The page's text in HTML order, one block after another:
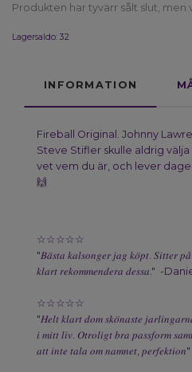
Produkten har tyvärr sålt slut, men
Lagersaldo: 32
INFORMATION
Fireball Original. Johnny
Steve Stifler skulle aldrig
vet vem du är, och lever
🙌
☆☆☆☆☆
"𝐵𝑎̈𝑠𝑡𝑎 𝑘𝑎𝑙𝑠𝑜𝑛𝑔𝑒𝑟 𝑗𝑎𝑔 𝑘𝑜̈𝑝𝑡. 𝑆𝑖𝑡𝑡𝑒𝑟
𝑘𝑙𝑎𝑟𝑡 𝑟𝑒𝑘𝑜𝑚𝑚𝑒𝑛𝑑𝑒𝑟𝑎 𝑑𝑒𝑠𝑠𝑎." -
☆☆☆☆☆
"𝐻𝑒𝑙𝑡 𝑘𝑙𝑎𝑟𝑡 𝑑𝑜𝑚 𝑠𝑘𝑜̈𝑛𝑎𝑠𝑡𝑒
𝑖 𝑚𝑖𝑡𝑡 𝑙𝑖𝑣. 𝑂𝑡𝑟𝑜𝑙𝑖𝑔𝑡 𝑏𝑟𝑎 𝑝𝑎𝑠𝑠𝑓𝑜𝑟𝑚
𝑎𝑡𝑡 𝑖𝑛𝑡𝑒 𝑡𝑎𝑙𝑎 𝑜𝑚 𝑛𝑎𝑚𝑛𝑒𝑡,